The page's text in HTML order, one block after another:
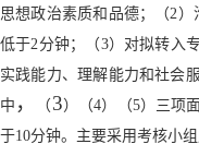
思想政治素质和品德；（2 ）
低于2分钟；（3）对拟转入
实践能力、理解能力和社会
中 ， （ 3）（4）（5）三项
于10分钟。主要采用考核小